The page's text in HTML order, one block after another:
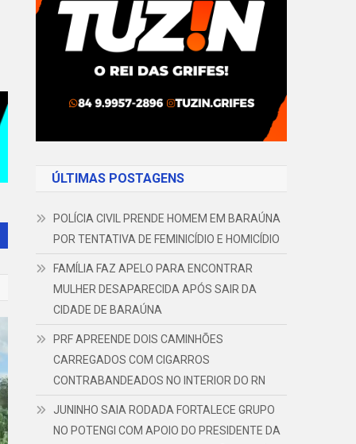
ÚLTIMAS POSTAGENS
POLÍCIA CIVIL PRENDE HOMEM EM BARAÚNA
POR TENTATIVA DE FEMINICÍDIO E HOMICÍDIO
FAMÍLIA FAZ APELO PARA ENCONTRAR
MULHER DESAPARECIDA APÓS SAIR DA
CIDADE DE BARAÚNA
PRF APREENDE DOIS CAMINHÕES
CARREGADOS COM CIGARROS
CONTRABANDEADOS NO INTERIOR DO RN
JUNINHO SAIA RODADA FORTALECE GRUPO
NO POTENGI COM APOIO DO PRESIDENTE DA